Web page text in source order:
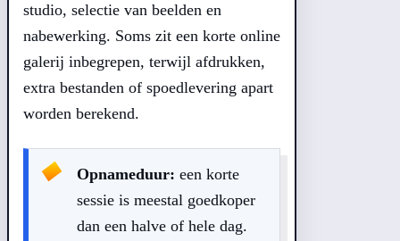
studio, selectie van beelden en
nabewerking. Soms zit een korte online
galerij inbegrepen, terwijl afdrukken,
extra bestanden of spoedlevering apart
worden berekend.
Opnameduur: een korte
sessie is meestal goedkoper
dan een halve of hele dag.